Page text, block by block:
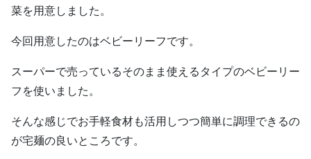
菜を用意しました。
今回用意したのはベビーリーフです。
スーパーで売っているそのまま使えるタイプのベビーリー
フを使いました。
そんな感じでお手軽食材も活用しつつ簡単に調理できるの
が宅麺の良いところです。